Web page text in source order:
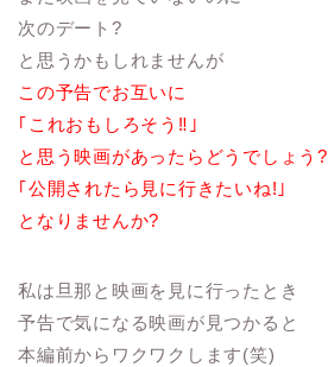
次のデート?
と思うかもしれませんが
この予告でお互いに
｢これおもしろそう‼︎｣
と思う映画があったらどうでしょう?
｢公開されたら見に行きたいね!｣
となりませんか?
私は旦那と映画を見に行ったとき
予告で気になる映画が見つかると
本編前からワクワクします(笑)